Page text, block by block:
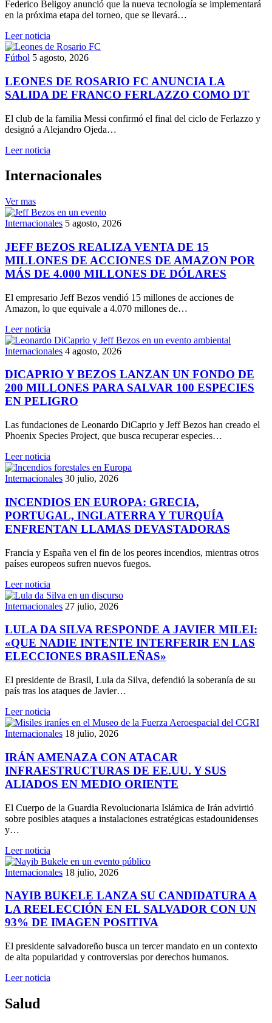
Federico Beligoy anunció que la nueva tecnología se implementará
en la próxima etapa del torneo, que se llevará…
Leer noticia
Fútbol 5 agosto, 2026
LEONES DE ROSARIO FC ANUNCIA LA
SALIDA DE FRANCO FERLAZZO COMO DT
El club de la familia Messi confirmó el final del ciclo de Ferlazzo y
designó a Alejandro Ojeda…
Leer noticia
Internacionales
Ver mas
Internacionales 5 agosto, 2026
JEFF BEZOS REALIZA VENTA DE 15
MILLONES DE ACCIONES DE AMAZON POR
MÁS DE 4.000 MILLONES DE DÓLARES
El empresario Jeff Bezos vendió 15 millones de acciones de
Amazon, lo que equivale a 4.070 millones de…
Leer noticia
Internacionales 4 agosto, 2026
DICAPRIO Y BEZOS LANZAN UN FONDO DE
200 MILLONES PARA SALVAR 100 ESPECIES
EN PELIGRO
Las fundaciones de Leonardo DiCaprio y Jeff Bezos han creado el
Phoenix Species Project, que busca recuperar especies…
Leer noticia
Internacionales 30 julio, 2026
INCENDIOS EN EUROPA: GRECIA,
PORTUGAL, INGLATERRA Y TURQUÍA
ENFRENTAN LLAMAS DEVASTADORAS
Francia y España ven el fin de los peores incendios, mientras otros
países europeos sufren nuevos fuegos.
Leer noticia
Internacionales 27 julio, 2026
LULA DA SILVA RESPONDE A JAVIER MILEI:
«QUE NADIE INTENTE INTERFERIR EN LAS
ELECCIONES BRASILEÑAS»
El presidente de Brasil, Lula da Silva, defendió la soberanía de su
país tras los ataques de Javier…
Leer noticia
Internacionales 18 julio, 2026
IRÁN AMENAZA CON ATACAR
INFRAESTRUCTURAS DE EE.UU. Y SUS
ALIADOS EN MEDIO ORIENTE
El Cuerpo de la Guardia Revolucionaria Islámica de Irán advirtió
sobre posibles ataques a instalaciones estratégicas estadounidenses
y…
Leer noticia
Internacionales 18 julio, 2026
NAYIB BUKELE LANZA SU CANDIDATURA A
LA REELECCIÓN EN EL SALVADOR CON UN
93% DE IMAGEN POSITIVA
El presidente salvadoreño busca un tercer mandato en un contexto
de alta popularidad y controversias por derechos humanos.
Leer noticia
Salud